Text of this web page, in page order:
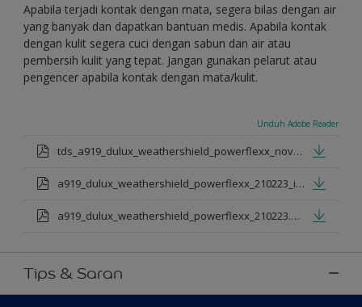
Apabila terjadi kontak dengan mata, segera bilas dengan air
yang banyak dan dapatkan bantuan medis. Apabila kontak
dengan kulit segera cuci dengan sabun dan air atau
pembersih kulit yang tepat. Jangan gunakan pelarut atau
pengencer apabila kontak dengan mata/kulit.
Unduh Adobe Reader
tds_a919_dulux_weathershield_powerflexx_nov_2022_id.pdf
a919_dulux_weathershield_powerflexx_210223_id.pdf
a919_dulux_weathershield_powerflexx_210223.pdf
Tips & Saran